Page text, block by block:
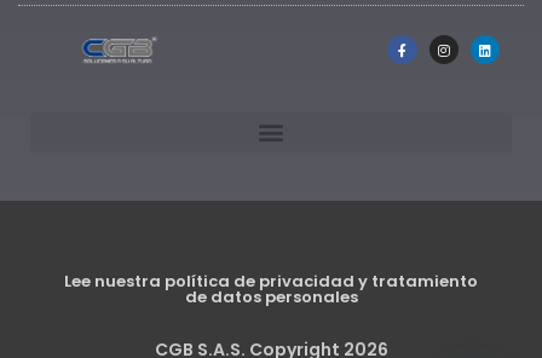
Lee nuestra política de privacidad y tratamiento
de datos personales
CGB S.A.S. Copyright 2026